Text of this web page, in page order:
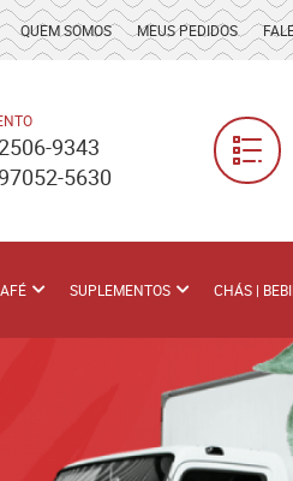
QUEM SOMOS MEUS PEDIDOS
9343
97052-5630
SUPLEMENTOS CHÁS |